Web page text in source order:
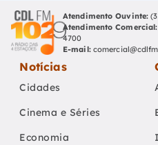
Atendimento Ouvinte:
Atendimento Comercial:
4700
E-mail:
Notícias
Cidades
Cinema e Séries
Economia